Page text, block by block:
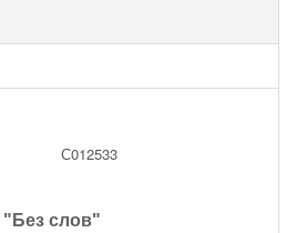
С012533
"Без слов"